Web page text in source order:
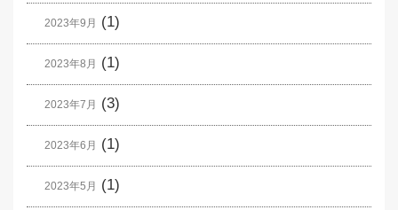
2023年9月 (1)
2023年8月 (1)
2023年7月 (3)
2023年6月 (1)
2023年5月 (1)